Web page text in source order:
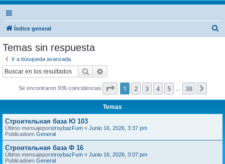
Índice general
Temas sin respuesta
Ir a búsqueda avanzada
Buscar
Se encontraron 936 coincidencias Página de 38
1 2 3 4 5 38
Temas
Строительная база Ю 103
Último mensajeporstroybazFum « Junio 16, 2026, 3:37 pm
Publicadoen General
Строительная база Ф 16
Último mensajeporstroybazFum « Junio 16, 2026, 3:07 pm
Publicadoen General